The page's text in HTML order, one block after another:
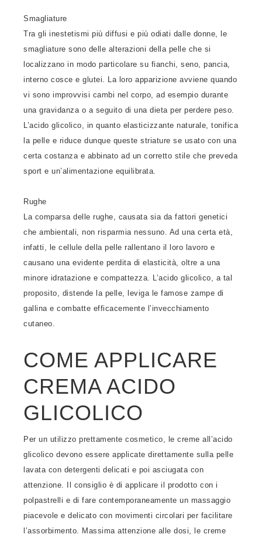
Smagliature
Tra gli inestetismi più diffusi e più odiati dalle donne, le
smagliature sono delle alterazioni della pelle che si
localizzano in modo particolare su fianchi, seno, pancia,
interno cosce e glutei. La loro apparizione avviene quando
vi sono improvvisi cambi nel corpo, ad esempio durante
una gravidanza o a seguito di una dieta per perdere peso.
L’acido glicolico, in quanto elasticizzante naturale, tonifica
la pelle e riduce dunque queste striature se usato con una
certa costanza e abbinato ad un corretto stile che preveda
sport e un’alimentazione equilibrata.
Rughe
La comparsa delle rughe, causata sia da fattori genetici
che ambientali, non risparmia nessuno. Ad una certa età,
infatti, le cellule della pelle rallentano il loro lavoro e
causano una evidente perdita di elasticità, oltre a una
minore idratazione e compattezza. L’acido glicolico, a tal
proposito, distende la pelle, leviga le famose zampe di
gallina e combatte efficacemente l’invecchiamento
cutaneo.
COME APPLICARE
CREMA ACIDO
GLICOLICO
Per un utilizzo prettamente cosmetico, le creme all’acido
glicolico devono essere applicate direttamente sulla pelle
lavata con detergenti delicati e poi asciugata con
attenzione. Il consiglio è di applicare il prodotto con i
polpastrelli e di fare contemporaneamente un massaggio
piacevole e delicato con movimenti circolari per facilitare
l’assorbimento. Massima attenzione alle dosi, le creme